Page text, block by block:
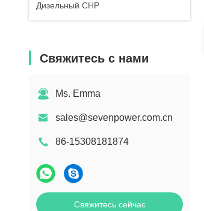
Дизельный CHP
Свяжитесь с нами
Ms. Emma
sales@sevenpower.com.cn
86-15308181874
Свяжитесь сейчас